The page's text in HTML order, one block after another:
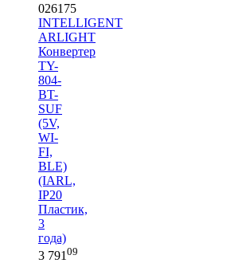
026175
INTELLIGENT
ARLIGHT
Конвертер
TY-
804-
BT-
SUF
(5V,
WI-
FI,
BLE)
(IARL,
IP20
Пластик,
3
года)
3 791 09